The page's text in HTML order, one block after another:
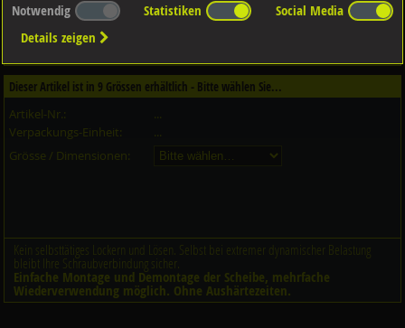
Dieser Artikel ist in2Qualitäten erhältlich - Bitte wählen Sie...
Qualität / Oberfläche
Dieser Artikel ist in 9 Grössen erhältlich - Bitte wählen Sie...
Artikel-Nr.:
...
Verpackungs-Einheit:
...
Grösse / Dimensionen:
Kein selbsttätiges Lockern und Lösen. Selbst bei extremer dynamischer Belastung
bleibt Ihre Schraubverbindung sicher.
Einfache Montage und Demontage der Scheibe, mehrfache
Wiederverwendung möglich. Ohne Aushärtezeiten.
Notwendig Statistiken
Social Media
Details zeigen